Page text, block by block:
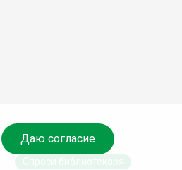
Даю согласие
Спроси библиотекаря